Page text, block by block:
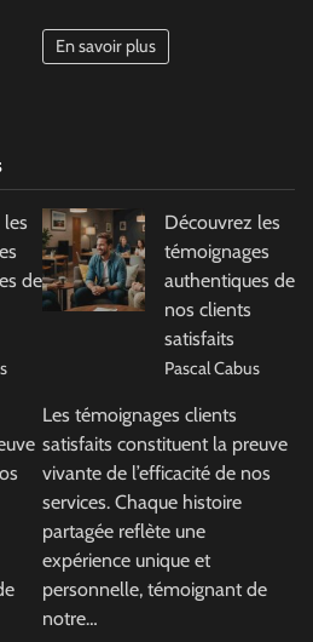
En savoir plus
de
Découvrez les
témoignages
authentiques de
nos clients
satisfaits
Pascal Cabus
Les témoignages clients
satisfaits constituent la preuve
vivante de l’efficacité de nos
services. Chaque histoire
partagée reflète une
expérience unique et
personnelle, témoignant de
notre…